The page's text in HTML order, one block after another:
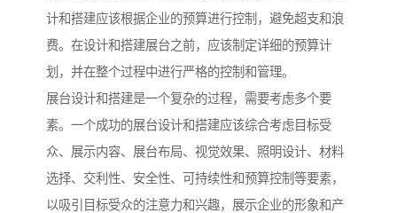
计和搭建应该根据企业的预算进行控制，避免超支和浪
费。在设计和搭建展台之前，应该制定详细的预算计
划，并在整个过程中进行严格的控制和管理。
展台设计和搭建是一个复杂的过程，需要考虑多个要
素。一个成功的展台设计和搭建应该综合考虑目标受
众、展示内容、展台布局、视觉效果、照明设计、材料
选择、交利性、安全性、可持续性和预算控制等要素，
以吸引目标受众的注意力和兴趣，展示企业的形象和产